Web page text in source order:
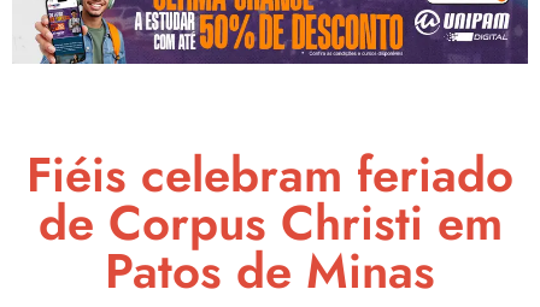
Fiéis celebram feriado
de Corpus Christi em
Patos de Minas